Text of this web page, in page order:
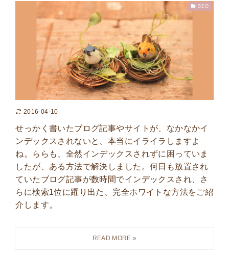
SEO
2016-04-10
せっかく書いたブログ記事やサイトが、なかなかイ
ンデックスされないと、本当にイライラしますよ
ね。ららも、全然インデックスされずに困っていま
したが、ある方法で解決しました。何日も放置され
ていたブログ記事が数時間でインデックスされ、さ
らに検索1位に躍り出た、完全ホワイトな方法をご紹
介します。